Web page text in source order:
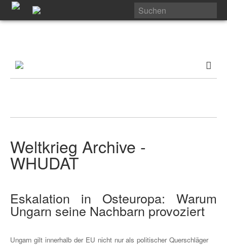
Weltkrieg Archive -
WHUDAT
Eskalation in Osteuropa: Warum
Ungarn seine Nachbarn provoziert
Ungarn gilt innerhalb der EU nicht nur als politischer Querschläger